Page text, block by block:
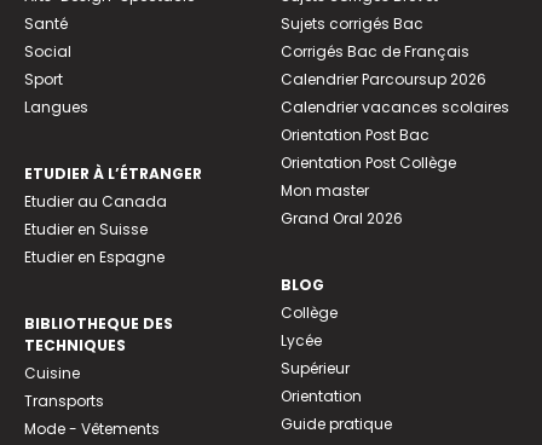
Santé
Social
Sport
Langues
ETUDIER À L’ÉTRANGER
Etudier au Canada
Etudier en Suisse
Etudier en Espagne
BIBLIOTHEQUE DES
TECHNIQUES
Cuisine
Transports
Mode - Vêtements
Sujets corrigés Bac
Corrigés Bac de Français
Calendrier Parcoursup 2026
Calendrier vacances scolaires
Orientation Post Bac
Orientation Post Collège
Mon master
Grand Oral 2026
BLOG
Collège
Lycée
Supérieur
Orientation
Guide pratique